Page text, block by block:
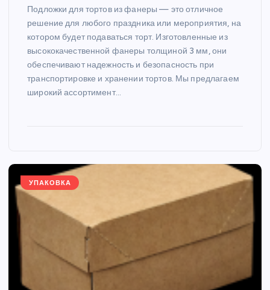
Подложки для тортов из фанеры — это отличное
решение для любого праздника или мероприятия, на
котором будет подаваться торт. Изготовленные из
высококачественной фанеры толщиной 3 мм, они
обеспечивают надежность и безопасность при
транспортировке и хранении тортов. Мы предлагаем
широкий ассортимент…
УПАКОВКА